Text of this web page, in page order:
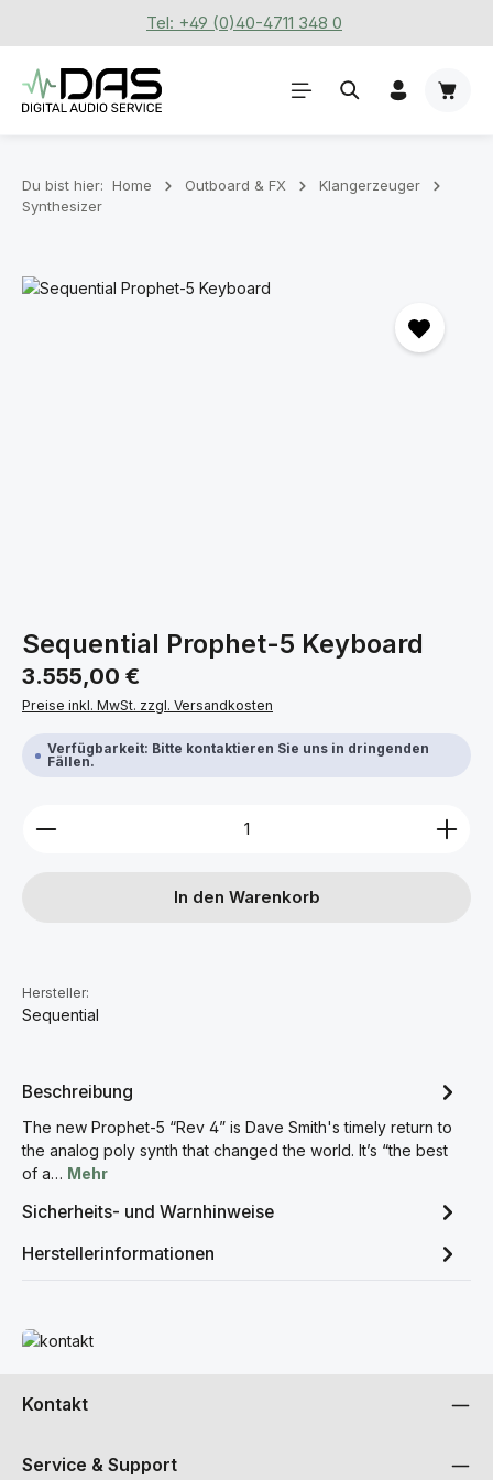
Zum Hauptinhalt springenTel: +49 (0)40-4711 348 0
Du bist hier: Home Outboard & FX
Klangerzeuger
Synthesizer
Bildergalerie überspringen
Sequential Prophet-5 Keyboard
Regulärer Preis:
3.555,00 €
Preise inkl. MwSt. zzgl. Versandkosten
Verfügbarkeit: Bitte kontaktieren Sie uns in dringenden
Fällen.
Produkt Anzahl: Gib den gewünschten Wert ein
In den Warenkorb
Hersteller:
Sequential
Beschreibung
The new Prophet-5 “Rev 4” is Dave Smith's timely return to
the analog poly synth that changed the world. It’s “the best
of a… Mehr
Sicherheits- und Warnhinweise
Herstellerinformationen
Mehr erfahren
Kontakt
Service & Support